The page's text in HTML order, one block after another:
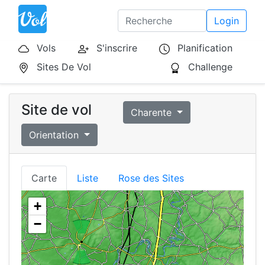
Login
Vols S'inscrire
Planification
Sites De Vol
Challenge
Site de vol
Charente
Orientation
Carte Liste Rose des Sites
+
−